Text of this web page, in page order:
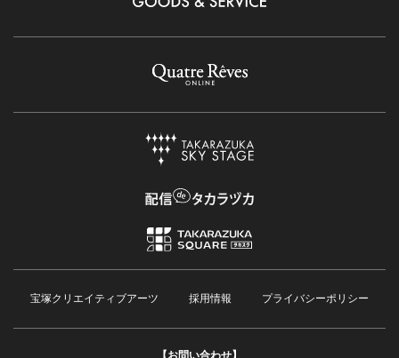
宝塚クリエイティブアーツ 採用情報 プライバシーポリシー
【お問い合わせ】